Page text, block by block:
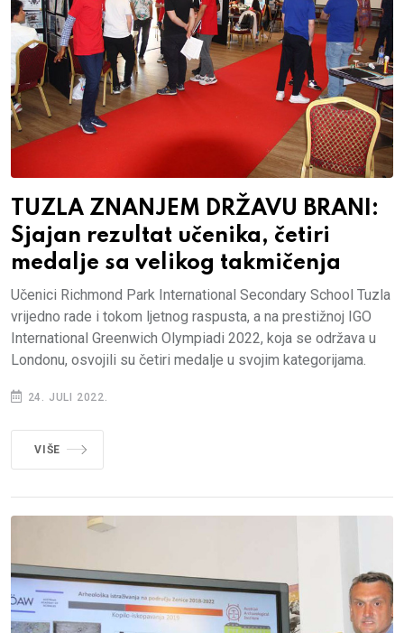
TUZLA ZNANJEM DRŽAVU BRANI:
Sjajan rezultat učenika, četiri
medalje sa velikog takmičenja
Učenici Richmond Park International Secondary School Tuzla
vrijedno rade i tokom ljetnog raspusta, a na prestižnoj IGO
International Greenwich Olympiadi 2022, koja se održava u
Londonu, osvojili su četiri medalje u svojim kategorijama.
24. JULI 2022.
VIŠE